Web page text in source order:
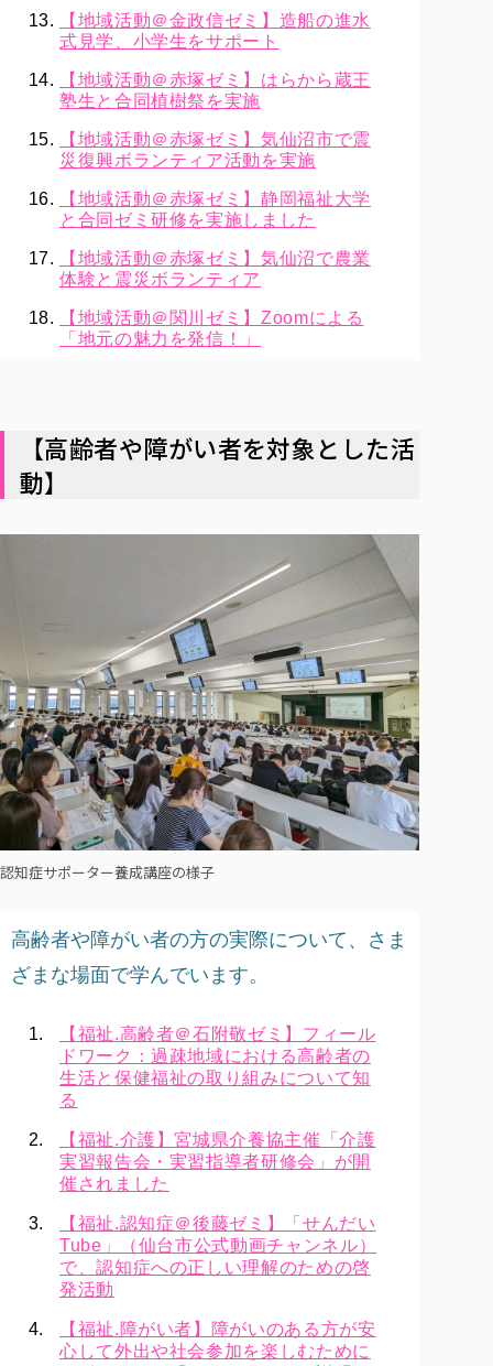
【地域活動＠金政信ゼミ】造船の進水
式見学、小学生をサポート
【地域活動＠赤塚ゼミ】はらから蔵王
塾生と合同植樹祭を実施
【地域活動＠赤塚ゼミ】気仙沼市で震
災復興ボランティア活動を実施
【地域活動＠赤塚ゼミ】静岡福祉大学
と合同ゼミ研修を実施しました
【地域活動＠赤塚ゼミ】気仙沼で農業
体験と震災ボランティア
【地域活動＠関川ゼミ】Zoomによる
「地元の魅力を発信！」
【高齢者や障がい者を対象とした活
動】
認知症サポーター養成講座の様子
高齢者や障がい者の方の実際について、さま
ざまな場面で学んでいます。
【福祉.高齢者＠石附敬ゼミ】フィール
ドワーク：過疎地域における高齢者の
生活と保健福祉の取り組みについて知
る
【福祉.介護】宮城県介養協主催「介護
実習報告会・実習指導者研修会」が開
催されました
【福祉.認知症＠後藤ゼミ】「せんだい
Tube」（仙台市公式動画チャンネル）
で、認知症への正しい理解のための啓
発活動
【福祉.障がい者】障がいのある方が安
心して外出や社会参加を楽しむために